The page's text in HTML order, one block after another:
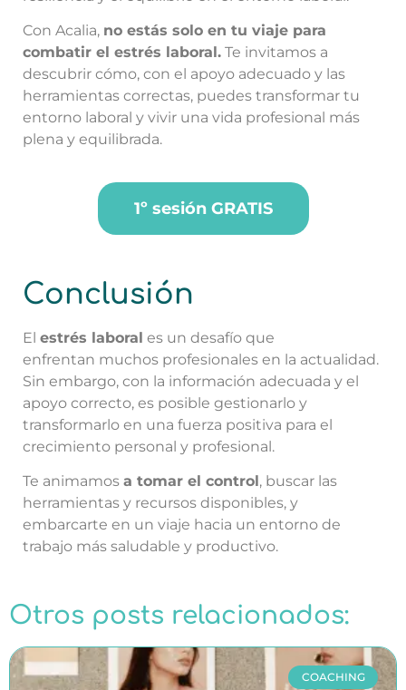
Con Acalia, no estás solo en tu viaje para
combatir el estrés laboral. Te invitamos a
descubrir cómo, con el apoyo adecuado y las
herramientas correctas, puedes transformar tu
entorno laboral y vivir una vida profesional más
plena y equilibrada.
1º sesión GRATIS
Conclusión
El estrés laboral es un desafío que
enfrentan muchos profesionales en la actualidad.
Sin embargo, con la información adecuada y el
apoyo correcto, es posible gestionarlo y
transformarlo en una fuerza positiva para el
crecimiento personal y profesional.
Te animamos a tomar el control , buscar las
herramientas y recursos disponibles, y
embarcarte en un viaje hacia un entorno de
trabajo más saludable y productivo.
Otros posts relacionados:
COACHING